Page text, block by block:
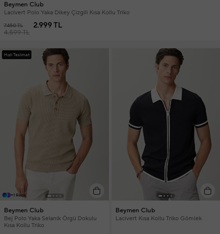
Beymen Club
Lacivert Polo Yaka Dikey Çizgili Kısa Kollu Triko
7.450 TL
4.599 TL
2.999 TL
Hızlı Teslimat
+1 Renk
Beymen Club
Bej Polo Yaka Selanik Örgü Dokulu
Kısa Kollu Triko
Beymen Club
Lacivert Kısa Kollu Triko Gömlek